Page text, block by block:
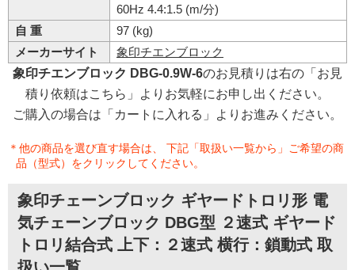
60Hz 4.4:1.5 (m/分)
自 重
97 (kg)
メーカーサイト
象印チエンブロック
象印チエンブロック DBG-0.9W-6のお見積りは右の「お見
積り依頼はこちら」よりお気軽にお申し出ください。
ご購入の場合は「カートに入れる」よりお進みください。
＊他の商品を選び直す場合は、 下記「取扱い一覧から」ご希望の商
品（型式）をクリックしてください。
象印チェーンブロック ギヤードトロリ形 電
気チェーンブロック DBG型 ２速式 ギヤード
トロリ結合式 上下：２速式 横行：鎖動式 取